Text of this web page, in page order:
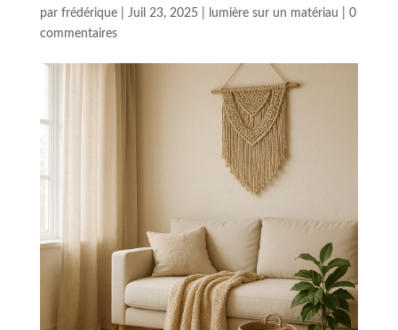
par frédérique| Juil 23, 2025| lumière sur un matériau
0
commentaires